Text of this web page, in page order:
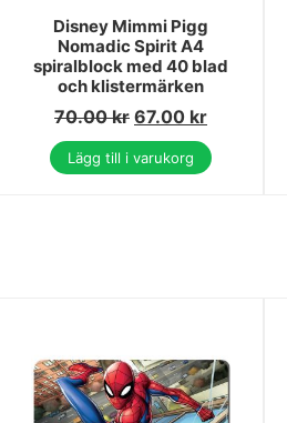
Disney Mimmi Pigg
Nomadic Spirit A4
spiralblock med 40 blad
och klistermärken
70.00kr 67.00 kr
Lägg till i varukorg